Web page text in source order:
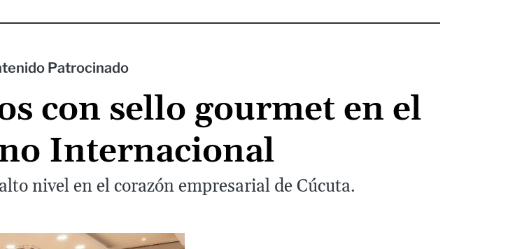
Patrocinado
con sello gourmet en el
Internacional
nivel en el corazón empresarial de Cúcuta.